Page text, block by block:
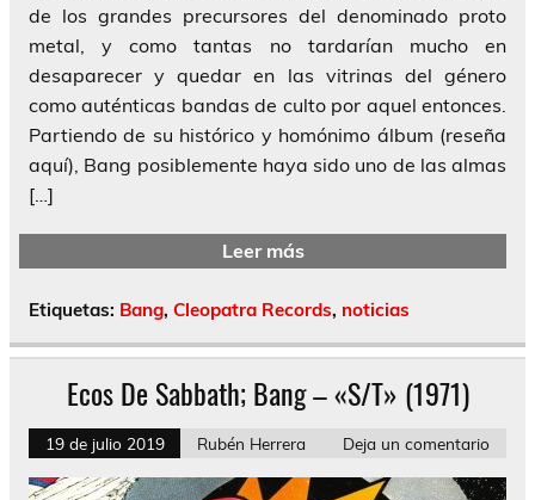
de los grandes precursores del denominado proto
metal, y como tantas no tardarían mucho en
desaparecer y quedar en las vitrinas del género
como auténticas bandas de culto por aquel entonces.
Partiendo de su histórico y homónimo álbum (reseña
aquí), Bang posiblemente haya sido uno de las almas
[…]
Leer más
Etiquetas: Bang, Cleopatra Records, noticias
Ecos De Sabbath; Bang – «S/T» (1971)
19 de julio 2019 Rubén Herrera Deja un comentario